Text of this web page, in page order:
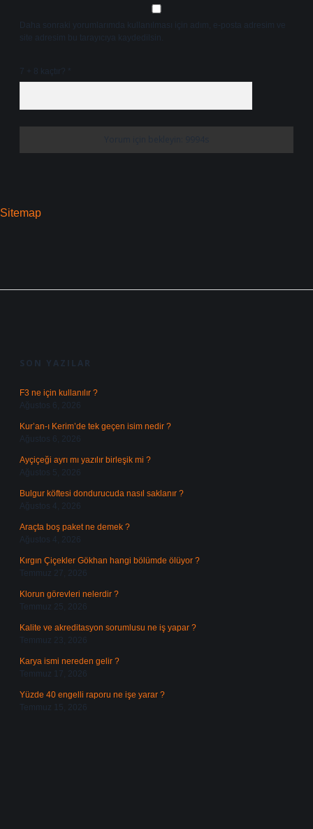
Daha sonraki yorumlarımda kullanılması için adım, e-posta adresim ve
site adresim bu tarayıcıya kaydedilsin.
7 + 8 kaçtır?
Sitemap
SON YAZILAR
F3 ne için kullanılır ?
Ağustos 6, 2026
Kur’an-ı Kerim’de tek geçen isim nedir ?
Ağustos 6, 2026
Ayçiçeği ayrı mı yazılır birleşik mi ?
Ağustos 5, 2026
Bulgur köftesi dondurucuda nasıl saklanır ?
Ağustos 4, 2026
Araçta boş paket ne demek ?
Ağustos 4, 2026
Kırgın Çiçekler Gökhan hangi bölümde ölüyor ?
Temmuz 27, 2026
Klorun görevleri nelerdir ?
Temmuz 25, 2026
Kalite ve akreditasyon sorumlusu ne iş yapar ?
Temmuz 23, 2026
Karya ismi nereden gelir ?
Temmuz 17, 2026
Yüzde 40 engelli raporu ne işe yarar ?
Temmuz 15, 2026